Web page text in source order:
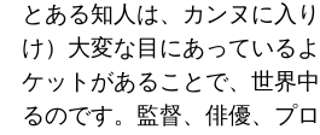
とある知人は、カンヌに入
け）大変な目にあっている
ケットがあることで、世界
るのです。監督、俳優、プ